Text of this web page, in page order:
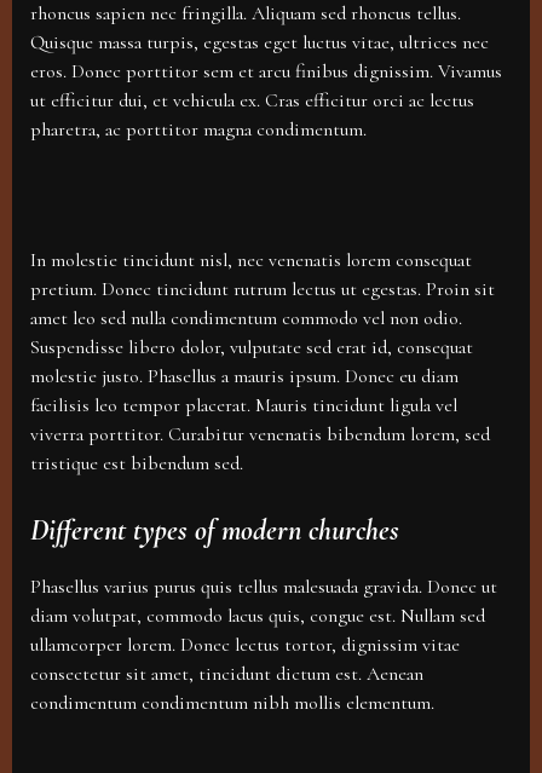
rhoncus sapien nec fringilla. Aliquam sed rhoncus tellus.
Quisque massa turpis, egestas eget luctus vitae, ultrices nec
eros. Donec porttitor sem et arcu finibus dignissim. Vivamus
ut efficitur dui, et vehicula ex. Cras efficitur orci ac lectus
pharetra, ac porttitor magna condimentum.
In molestie tincidunt nisl, nec venenatis lorem consequat
pretium. Donec tincidunt rutrum lectus ut egestas. Proin sit
amet leo sed nulla condimentum commodo vel non odio.
Suspendisse libero dolor, vulputate sed erat id, consequat
molestie justo. Phasellus a mauris ipsum. Donec eu diam
facilisis leo tempor placerat. Mauris tincidunt ligula vel
viverra porttitor. Curabitur venenatis bibendum lorem, sed
tristique est bibendum sed.
Different types of modern churches
Phasellus varius purus quis tellus malesuada gravida. Donec ut
diam volutpat, commodo lacus quis, congue est. Nullam sed
ullamcorper lorem. Donec lectus tortor, dignissim vitae
consectetur sit amet, tincidunt dictum est. Aenean
condimentum condimentum nibh mollis elementum.